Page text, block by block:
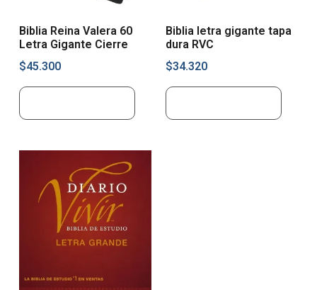
Biblia Reina Valera 60
Letra Gigante Cierre
$45.300
Biblia letra gigante tapa
dura RVC
$34.320